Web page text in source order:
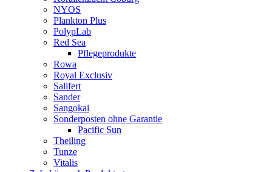
NYOS
Plankton Plus
PolypLab
Red Sea
Pflegeprodukte
Rowa
Royal Exclusiv
Salifert
Sander
Sangokai
Sonderposten ohne Garantie
Pacific Sun
Theiling
Tunze
Vitalis